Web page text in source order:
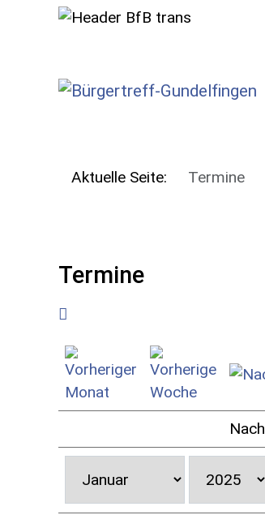
Aktuelle Seite: Termine
Termine